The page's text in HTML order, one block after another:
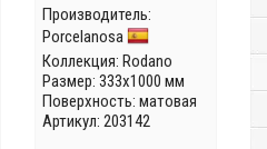
Производитель:
Porcelanosa
Коллекция: Rodano
Размер: 333x1000 мм
Поверхность: матовая
Артикул: 203142